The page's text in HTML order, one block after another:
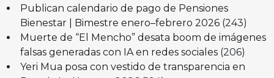
Publican calendario de pago de Pensiones
Bienestar | Bimestre enero–febrero 2026 (243)
Muerte de “El Mencho” desata boom de imágenes
falsas generadas con IA en redes sociales (206)
Yeri Mua posa con vestido de transparencia en